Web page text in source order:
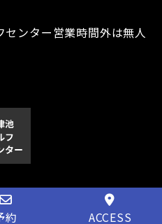
ンター営業時間外は無人
約 ACCESS